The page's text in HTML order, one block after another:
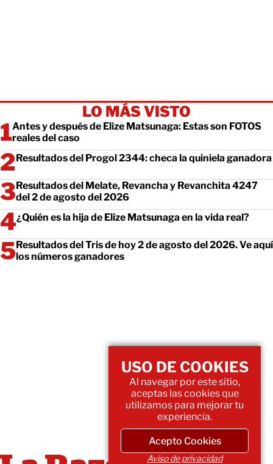
LO MÁS VISTO
Antes y después de Elize Matsunaga: Estas son FOTOS
reales del caso
Resultados del Progol 2344: checa la quiniela ganadora
Resultados del Melate, Revancha y Revanchita 4247
del 2 de agosto del 2026
¿Quién es la hija de Elize Matsunaga en la vida real?
Resultados del Tris de hoy 2 de agosto del 2026. Ve aquí
los números ganadores
USO DE COOKIES
Al navegar por este sitio,
aceptas las cookies que
utilizamos para mejorar tu
experiencia.
Acepto Cookies
Aviso de privacidad